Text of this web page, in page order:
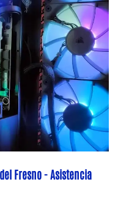
Fresno - Asistencia